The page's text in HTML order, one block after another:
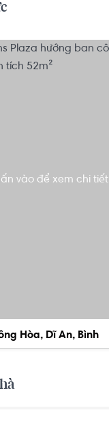
vào để xem chi tiết
Hòa, Dĩ An, Bình